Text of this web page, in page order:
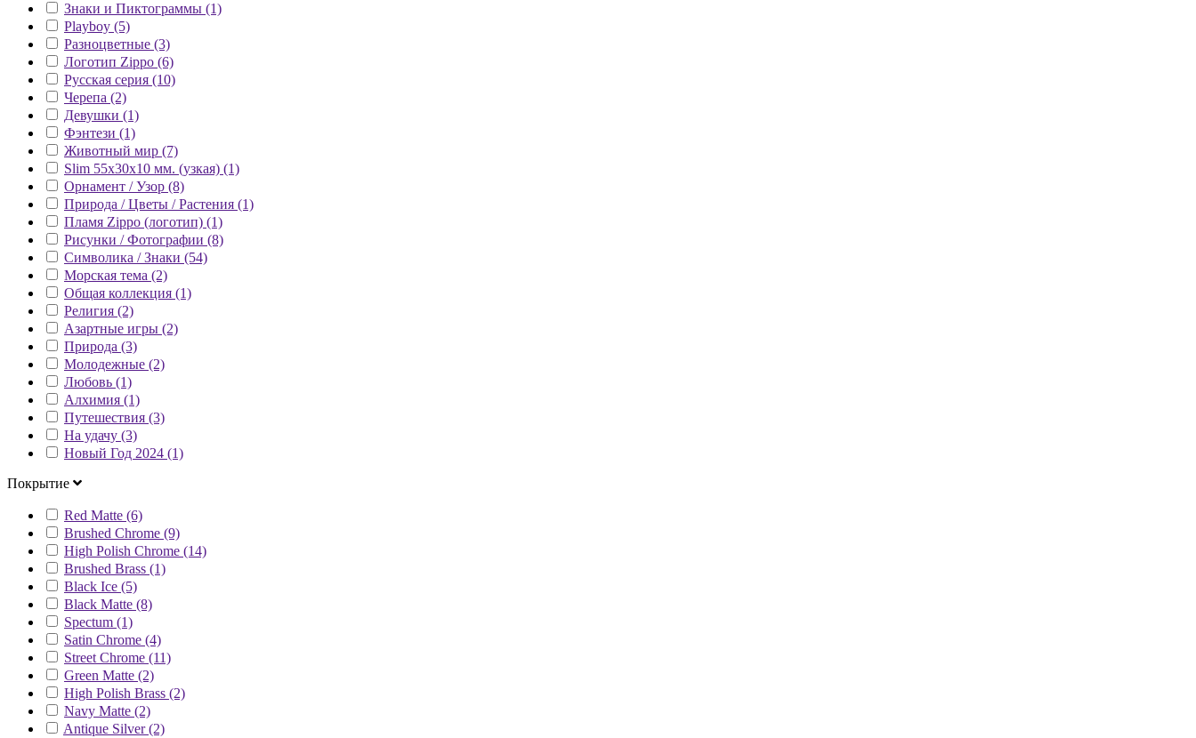
Знаки и Пиктограммы (1)
Playboy (5)
Разноцветные (3)
Логотип Zippo (6)
Русская серия (10)
Черепа (2)
Девушки (1)
Фэнтези (1)
Животный мир (7)
Slim 55x30x10 мм. (узкая) (1)
Орнамент / Узор (8)
Природа / Цветы / Растения (1)
Пламя Zippo (логотип) (1)
Рисунки / Фотографии (8)
Символика / Знаки (54)
Морская тема (2)
Общая коллекция (1)
Религия (2)
Азартные игры (2)
Природа (3)
Молодежные (2)
Любовь (1)
Алхимия (1)
Путешествия (3)
На удачу (3)
Новый Год 2024 (1)
Покрытие
Red Matte (6)
Brushed Chrome (9)
High Polish Chrome (14)
Brushed Brass (1)
Black Ice (5)
Black Matte (8)
Spectum (1)
Satin Chrome (4)
Street Chrome (11)
Green Matte (2)
High Polish Brass (2)
Navy Matte (2)
Antique Silver (2)